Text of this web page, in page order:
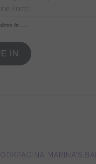
komt!
IN
MARINA'S